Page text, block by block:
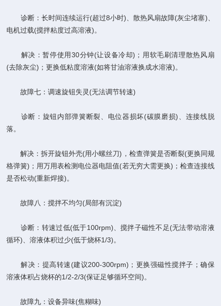
诊断：长时间连续运行(超过8小时)、散热风扇故障(灰尘堵塞)、
电机过载(搅拌粘度过高溶液)。
解决：暂停使用30分钟(让设备冷却)；用软毛刷清理散热风扇
(去除灰尘)；更换低粘度溶液(如将甘油溶液换成水溶液)。
故障七：调速旋钮失灵(无法调节转速)
诊断：旋钮内部弹簧断裂、电位器损坏(碳膜磨损)、连接线脱
落。
解决：拆开旋钮外壳(用小螺丝刀)，检查弹簧是否断裂(更换同规
格弹簧)；用万用表检测电位器电阻值(若无穷大需更换)；检查连接线
是否松动(重新焊接)。
故障八：搅拌不均匀(局部有沉淀)
诊断：转速过低(低于100rpm)、搅拌子磁性不足(无法带动溶液
循环)、溶液体积过少(低于烧杯1/3)。
解决：提高转速(建议200-300rpm)；更换强磁性搅拌子；确保
溶液体积占烧杯的1/2-2/3(保证足够循环空间)。
故障九：设备异味(焦糊味)